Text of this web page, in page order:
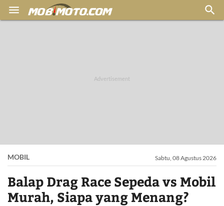
 
MOBIL Sabtu, 08 Agustus 2026
Balap Drag Race Sepeda vs Mobil
Murah, Siapa yang Menang?